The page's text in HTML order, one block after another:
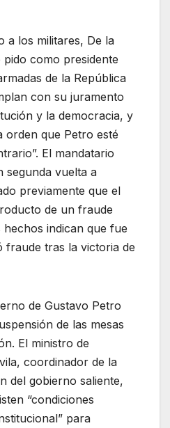
a los militares, De la
pido como presidente
de la República
con su juramento
y la democracia, y
orden que Petro esté
El mandatario
segunda vuelta a
previamente que el
de un fraude
indican que fue
fraude tras la victoria de
de Gustavo Petro
de las mesas
El ministro de
coordinador de la
del gobierno saliente,
“condiciones
para